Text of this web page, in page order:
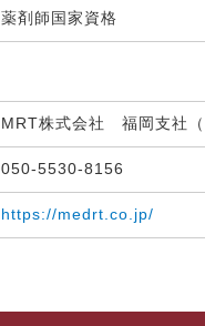
薬剤師国家資格
MRT株式会社 福岡支社
050-5530-8156
https://medrt.co.jp/